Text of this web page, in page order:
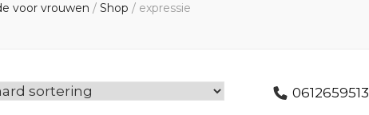
voor vrouwen / Shop / expressie
0612659513